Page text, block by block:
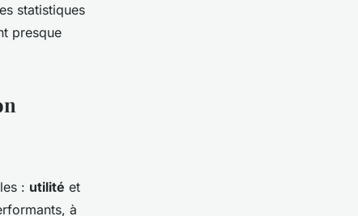
statistiques
presque
: utilité et
à